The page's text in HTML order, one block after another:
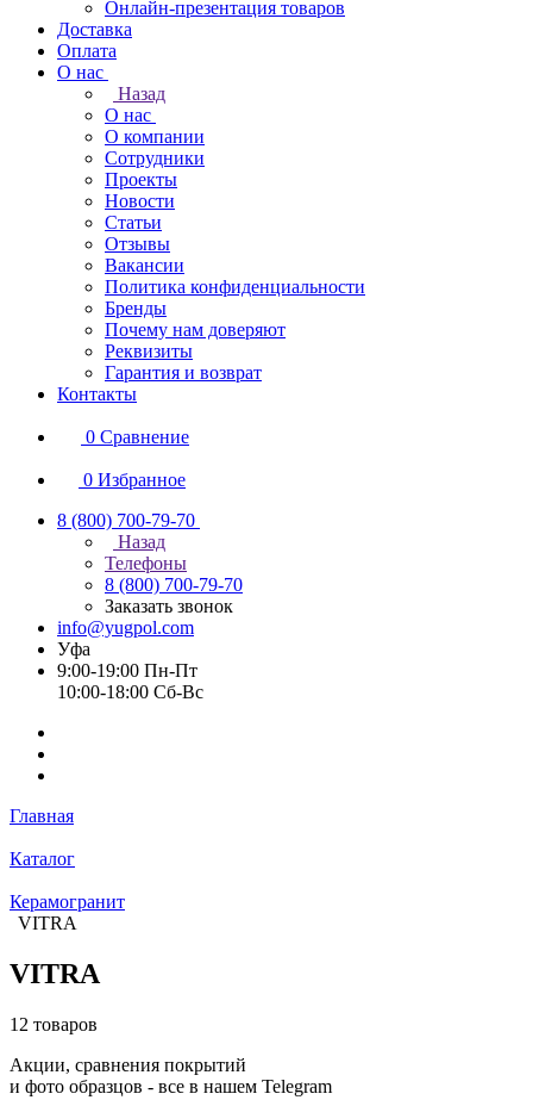
Онлайн-презентация товаров
Доставка
Оплата
О нас
Назад
О нас
О компании
Сотрудники
Проекты
Новости
Статьи
Отзывы
Вакансии
Политика конфиденциальности
Бренды
Почему нам доверяют
Реквизиты
Гарантия и возврат
Контакты
0 Сравнение
0 Избранное
8 (800) 700-79-70
Назад
Телефоны
8 (800) 700-79-70
Заказать звонок
info@yugpol.com
Уфа
9:00-19:00 Пн-Пт
10:00-18:00 Cб-Вс
Главная
Каталог
Керамогранит
VITRA
VITRA
12 товаров
Акции, сравнения покрытий
и фото образцов - все в нашем Telegram